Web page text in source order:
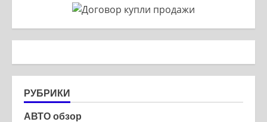
РУБРИКИ
АВТО обзор